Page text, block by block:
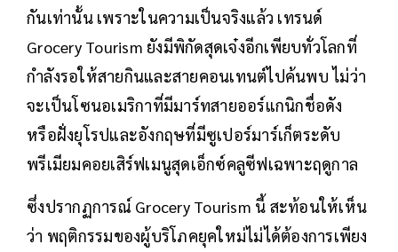
กันเท่านั้น เพราะในความเป็นจริงแล้ว เทรนด์
Grocery Tourism ยังมีพิกัดสุดเจ๋งอีกเพียบทั่วโลกที่
กำลังรอให้สายกินและสายคอนเทนต์ไปค้นพบ ไม่ว่า
จะเป็นโซนอเมริกาที่มีมาร์ทสายออร์แกนิกชื่อดัง
หรือฝั่งยุโรปและอังกฤษที่มีซูเปอร์มาร์เก็ตระดับ
พรีเมียมคอยเสิร์ฟเมนูสุดเอ็กซ์คลูซีฟเฉพาะฤดูกาล
ซึ่งปรากฏการณ์ Grocery Tourism นี้ สะท้อนให้เห็น
ว่า พฤติกรรมของผู้บริโภคยุคใหม่ไม่ได้ต้องการเพียง